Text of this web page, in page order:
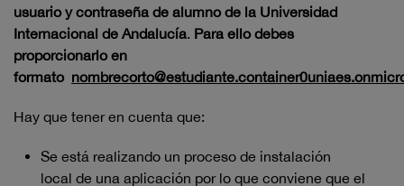
usuario y contraseña de alumno de la Universidad
Internacional de Andalucía. Para ello debes
proporcionarlo en
formato
Hay que tener en cuenta que:
Se está realizando un proceso de instalación
local de una aplicación por lo que conviene que el